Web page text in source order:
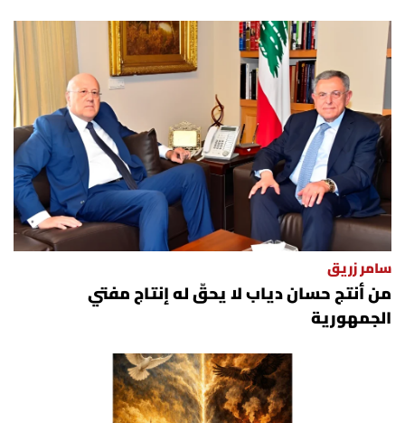
سامر زريق
من أنتج حسان دياب لا يحقّ له إنتاج مفتي
الجمهورية